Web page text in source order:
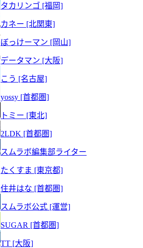
タカリンゴ [福岡]
カネー [北関東]
ぼっけーマン [岡山]
データマン [大阪]
こう [名古屋]
yossy [首都圏]
トミー [東北]
2LDK [首都圏]
スムラボ編集部ライター
たくすま [東京都]
住井はな [首都圏]
スムラボ公式 [運営]
SUGAR [首都圏]
TT [大阪]